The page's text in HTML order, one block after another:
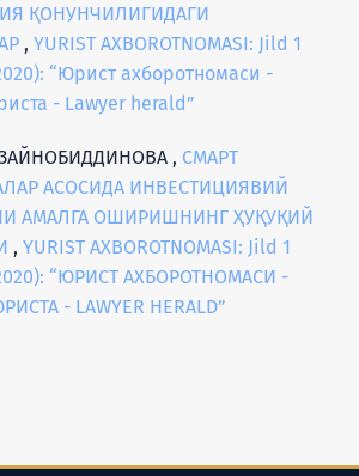
ҚОНУНЧИЛИГИДАГИ
, YURIST AXBOROTNOMASI: Jild 1
“Юрист ахборотномаси -
- Lawyer herald”
, CМАРТ
АСОСИДА ИНВЕСТИЦИЯВИЙ
АМАЛГА ОШИРИШНИНГ ҲУҚУҚИЙ
, YURIST AXBOROTNOMASI: Jild 1
“ЮРИСТ АХБОРОТНОМАСИ -
- LAWYER HERALD”